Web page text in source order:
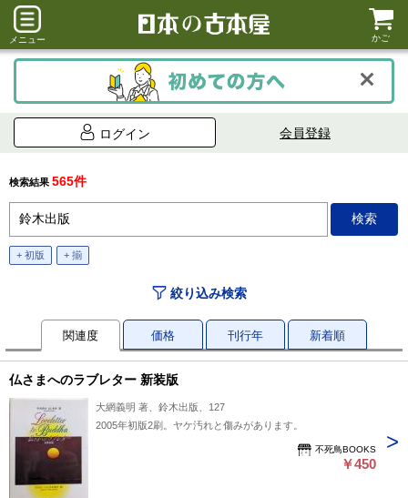
メニュー かご
ログイン 会員登録
検索結果 565件
+ 初版 + 揃
絞り込み検索
関連度 価格 刊行年 新着順
仏さまへのラブレター 新装版
大網義明 著、鈴木出版、127
2005年初版2刷。ヤケ汚れと傷みがあります。
不死鳥BOOKS
￥450